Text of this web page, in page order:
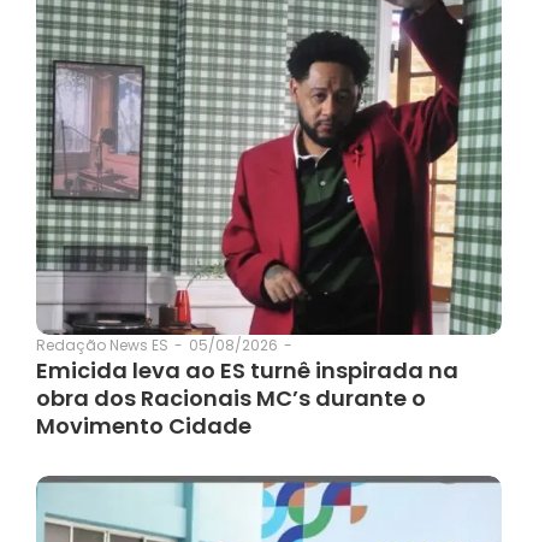
Redação News ES - 05/08/2026 -
Emicida leva ao ES turnê inspirada na
obra dos Racionais MC’s durante o
Movimento Cidade